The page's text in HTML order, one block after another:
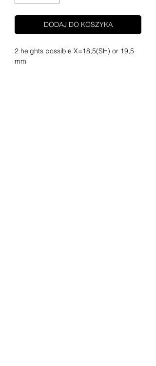
DODAJ DO KOSZYKA
2 heights possible X=18,5(SH) or 19,5
mm